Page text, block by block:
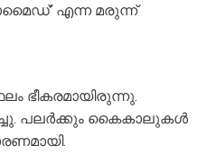
എന്ന മരുന്ന്
ഭീകരമായിരുന്നു.
പലർക്കും കൈകാലുകൾ